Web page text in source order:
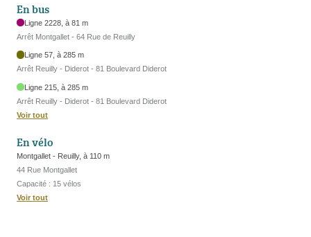
En bus
Ligne 2228, à 81 m
Arrêt Montgallet - 64 Rue de Reuilly
Ligne 57, à 285 m
Arrêt Reuilly - Diderot - 81 Boulevard Diderot
Ligne 215, à 285 m
Arrêt Reuilly - Diderot - 81 Boulevard Diderot
Voir tout
En vélo
Montgallet - Reuilly, à 110 m
44 Rue Montgallet
Capacité : 15 vélos
Voir tout